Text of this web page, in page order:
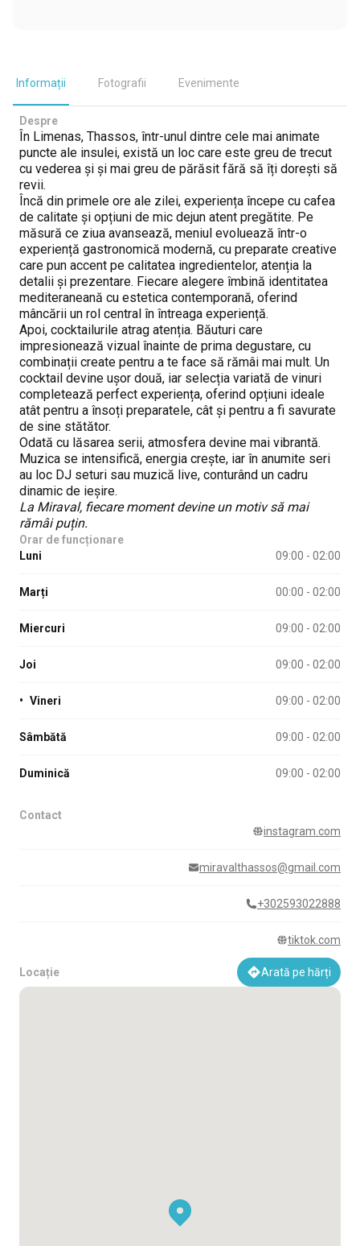
Informații Fotografii Evenimente
Despre
În Limenas, Thassos, într-unul dintre cele mai animate
puncte ale insulei, există un loc care este greu de trecut
cu vederea și și mai greu de părăsit fără să îți dorești să
revii.
Încă din primele ore ale zilei, experiența începe cu cafea
de calitate și opțiuni de mic dejun atent pregătite. Pe
măsură ce ziua avansează, meniul evoluează într-o
experiență gastronomică modernă, cu preparate creative
care pun accent pe calitatea ingredientelor, atenția la
detalii și prezentare. Fiecare alegere îmbină identitatea
mediteraneană cu estetica contemporană, oferind
mâncării un rol central în întreaga experiență.
Apoi, cocktailurile atrag atenția. Băuturi care
impresionează vizual înainte de prima degustare, cu
combinații create pentru a te face să rămâi mai mult. Un
cocktail devine ușor două, iar selecția variată de vinuri
completează perfect experiența, oferind opțiuni ideale
atât pentru a însoți preparatele, cât și pentru a fi savurate
de sine stătător.
Odată cu lăsarea serii, atmosfera devine mai vibrantă.
Muzica se intensifică, energia crește, iar în anumite seri
au loc DJ seturi sau muzică live, conturând un cadru
dinamic de ieșire.
La Miraval, fiecare moment devine un motiv să mai
rămâi puțin.
Orar de funcționare
Luni
09:00 - 02:00
Marți 00:00 - 02:00
Miercuri 09:00 - 02:00
Joi 09:00 - 02:00
• Vineri 09:00 - 02:00
Sâmbătă 09:00 - 02:00
Duminică 09:00 - 02:00
Contact
instagram.com
miravalthassos@gmail.com
+302593022888
tiktok.com
Locație Arată pe hărți